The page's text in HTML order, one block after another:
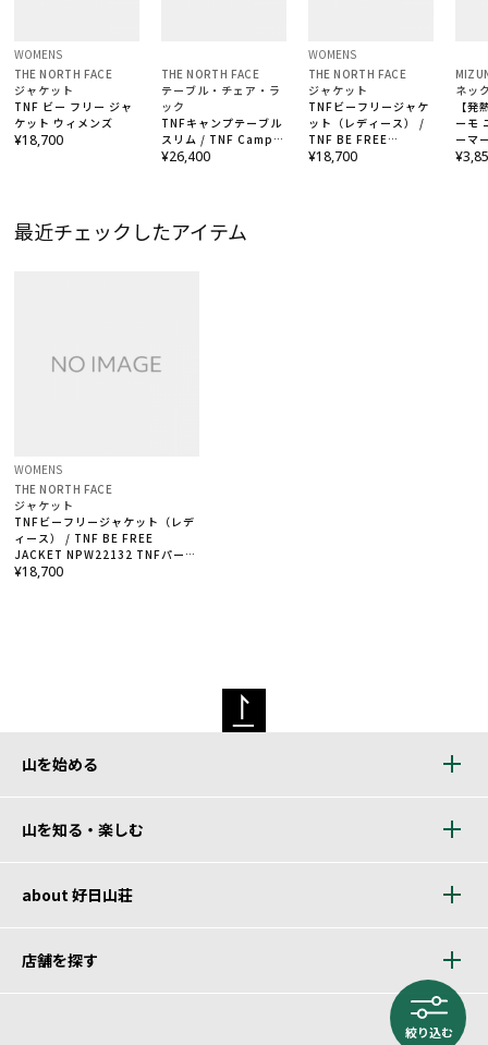
WOMENS
THE NORTH FACE
ジャケット
TNF ビー フリー ジャ
ケット ウィメンズ
¥18,700
THE NORTH FACE
テーブル・チェア・ラ
ック
TNFキャンプテーブル
スリム / TNF Camp
Table Slim
¥26,400
WOMENS
THE NORTH FACE
ジャケット
TNFビーフリージャケ
ット（レディース） /
TNF BE FREE
JACKET NPW22132
¥18,700
ネッ
【
ーモ
ーマ
最近チェックしたアイテム
WOMENS
THE NORTH FACE
ジャケット
TNFビーフリージャケット（レデ
ィース） / TNF BE FREE
JACKET NPW22132 TNFパープ
ル・TP
¥18,700
絞り込む
山を始める
山を知る・楽しむ
about 好日山荘
店舗を探す